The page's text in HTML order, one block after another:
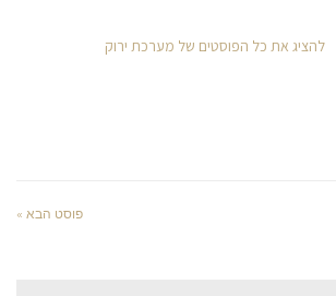
להציג את כל הפוסטים של מערכת ירוק
פוסט הבא »